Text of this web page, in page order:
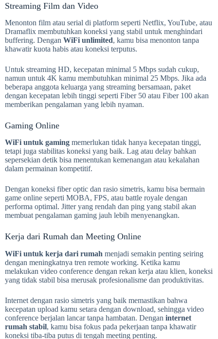
Streaming Film dan Video
Menonton film atau serial di platform seperti Netflix, YouTube, atau
Dramaflix membutuhkan koneksi yang stabil untuk menghindari
buffering. Dengan WiFi unlimited, kamu bisa menonton tanpa
khawatir kuota habis atau koneksi terputus.
Untuk streaming HD, kecepatan minimal 5 Mbps sudah cukup,
namun untuk 4K kamu membutuhkan minimal 25 Mbps. Jika ada
beberapa anggota keluarga yang streaming bersamaan, paket
dengan kecepatan lebih tinggi seperti Fiber 50 atau Fiber 100 akan
memberikan pengalaman yang lebih nyaman.
Gaming Online
WiFi untuk gaming memerlukan tidak hanya kecepatan tinggi,
tetapi juga stabilitas koneksi yang baik. Lag atau delay bahkan
sepersekian detik bisa menentukan kemenangan atau kekalahan
dalam permainan kompetitif.
Dengan koneksi fiber optic dan rasio simetris, kamu bisa bermain
game online seperti MOBA, FPS, atau battle royale dengan
performa optimal. Jitter yang rendah dan ping yang stabil akan
membuat pengalaman gaming jauh lebih menyenangkan.
Kerja dari Rumah dan Meeting Online
WiFi untuk kerja dari rumah menjadi semakin penting seiring
dengan meningkatnya tren remote working. Ketika kamu
melakukan video conference dengan rekan kerja atau klien, koneksi
yang tidak stabil bisa merusak profesionalisme dan produktivitas.
Internet dengan rasio simetris yang baik memastikan bahwa
kecepatan upload kamu setara dengan download, sehingga video
conference berjalan lancar tanpa hambatan. Dengan internet
rumah stabil, kamu bisa fokus pada pekerjaan tanpa khawatir
koneksi tiba-tiba putus di tengah meeting penting.